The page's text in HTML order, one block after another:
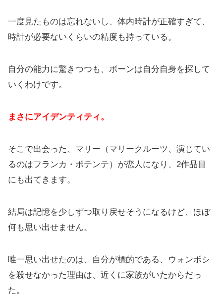
一度見たものは忘れないし、体内時計が正確すぎて、
時計が必要ないくらいの精度も持っている。
自分の能力に驚きつつも、ボーンは自分自身を探して
いくわけです。
まさにアイデンティティ。
そこで出会った、マリー（マリークルーツ、演じてい
るのはフランカ・ポテンテ）が恋人になり、2作品目
にも出てきます。
結局は記憶を少しずつ取り戻せそうになるけど、ほぼ
何も思い出せません。
唯一思い出せたのは、自分が標的である、ウォンボシ
を殺せなかった理由は、近くに家族がいたからだっ
た。